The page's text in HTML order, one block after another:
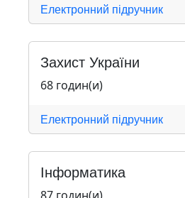
Електронний підручник
Захист України
68 годин(и)
Електронний підручник
Інформатика